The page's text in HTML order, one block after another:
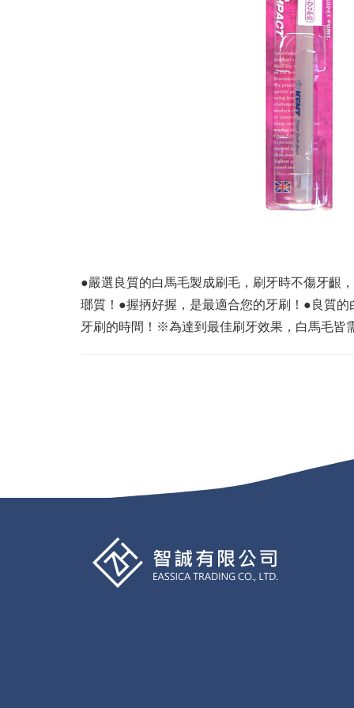
●嚴選良質的白馬毛製成刷毛，刷牙時不傷牙齦
瑯質！●握抦好握，是最適合您的牙刷！●良質
牙刷的時間！※為達到最佳刷牙效果，白馬毛皆